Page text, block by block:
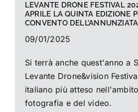
LEVANTE DRONE FESTIVAL
APRILE LA QUINTA EDIZIONE
CONVENTO
09/01/2025
Si terrà anche quest'anno a
Levante Drone&vision
italiano più atteso
fotografia e del video.